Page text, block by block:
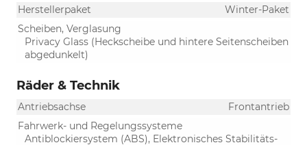
Herstellerpaket
Winter-Paket
Scheiben, Verglasung
Privacy Glass (Heckscheibe und hintere Seitenscheiben
abgedunkelt)
Räder & Technik
Antriebsachse
Frontantrieb
Fahrwerk- und Regelungssysteme
Antiblockiersystem (ABS), Elektronisches Stabilitäts-